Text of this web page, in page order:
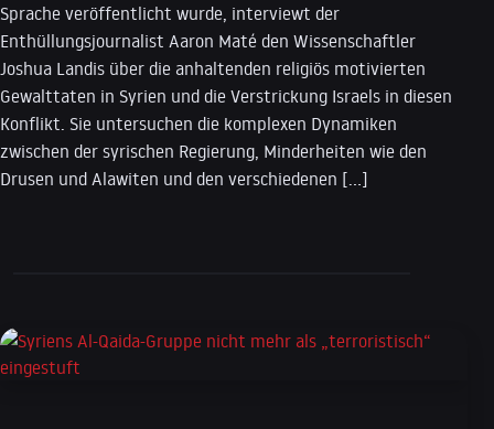
Sprache veröffentlicht wurde, interviewt der
Enthüllungsjournalist Aaron Maté den Wissenschaftler
Joshua Landis über die anhaltenden religiös motivierten
Gewalttaten in Syrien und die Verstrickung Israels in diesen
Konflikt. Sie untersuchen die komplexen Dynamiken
zwischen der syrischen Regierung, Minderheiten wie den
Drusen und Alawiten und den verschiedenen […]